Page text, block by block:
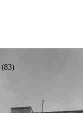
(83)